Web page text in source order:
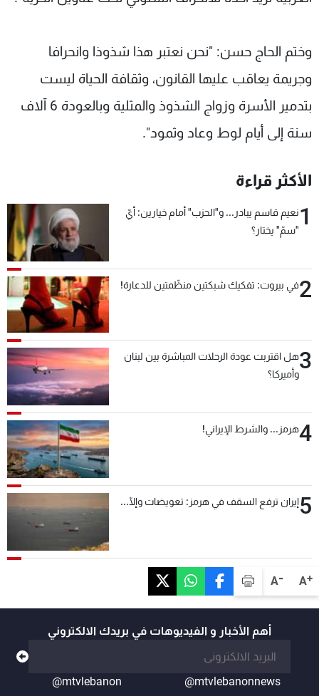
A+
A-
وختم الحاج حسن: "نحن نعتبر هذا شذوذا وانحرافا
وجريمة يعاقب عليها القانون، وثقافة الحياة ليست
بتدمير الأسرة وزواج الشذوذ والمثلية وبالعودة 6 آلاف
سنة إلى أيام لوط وعاد وثمود".
الأكثر قراءة
1نعيم قاسم يبادر... و"الحزب" أمام خيارين: أيّ
"سمّ" يختار؟
2في بيروت: تفكيك شبكتين منظّمتين للدعارة!
3هل اقتربت عودة الرحلات المباشرة بين لبنان
وأميركا؟
4هرمز... والشرط الإيراني!
5إيران ترفع السقف في هرمز: تعويضات وإلّا...
أهم الأخبار و الفيديوهات في بريدك الالكتروني
@mtvlebanonnews
@mtvlebanon